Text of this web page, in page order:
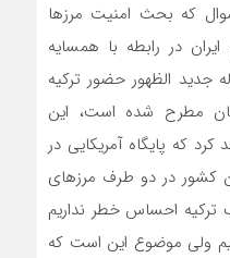
که بحث امنیت مرزها
در رابطه با همسایه
جدید الظهور حضور ترکیه
مطرح شده است، این
که پایگاه آمریکایی در
کشور در دو طرف مرزهای
ترکیه احساس خطر نداریم
ولی موضوع این است که